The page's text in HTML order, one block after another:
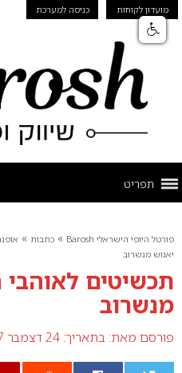
מועדון לקוחות כניסה למערכת
תפריט
פורטל היופי הישראלי Barosh » כתבות »
יאנוש מנשרוב
תכשיטים לאוהבי
מנשרוב
פורסם מאת: בתאריך: 24 דצמבר 2007